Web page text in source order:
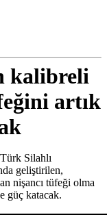
kalibreli
artık
Silahlı
geliştirilen,
nişancı tüfeği olma
güç katacak.